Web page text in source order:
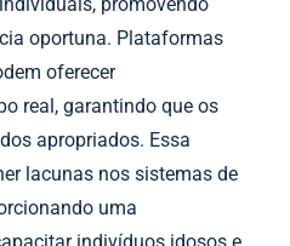
oportuna. Plataformas
oferecer
real, garantindo que os
apropriados. Essa
lacunas nos sistemas de
uma